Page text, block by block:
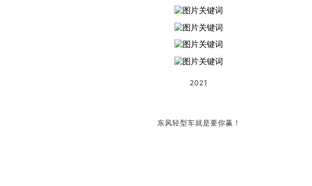
2021
东风轻型车就是要你赢！